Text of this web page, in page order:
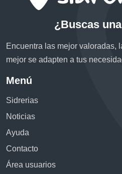
¿Buscas
Encuentra las mejor valoradas,
mejor se adapten a tus
Menú
Sidrerias
Noticias
Ayuda
Contacto
Área usuarios